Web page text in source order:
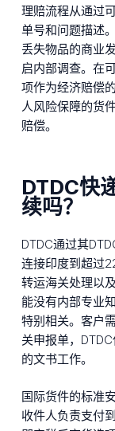
理赔流程从通过
单号和问题描述
丢失物品的商业
启内部调查。在
项作为经济赔偿
人风险保障的货
赔偿。
DTDC快
续吗？
DTDC通过其
连接印度到超过
转运海关处理以
能没有内部专业
特别相关。客户
关申报单，
的文书工作。
国际货件的标准
收件人负责支付